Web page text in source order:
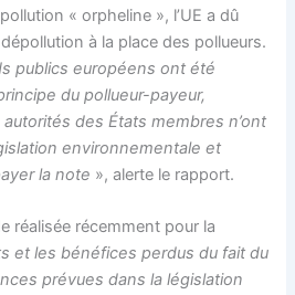
« orpheline », l’UE a dû
à la place des pollueurs.
publics européens ont été
du pollueur-payeur,
des États membres n’ont
environnementale et
la note », alerte le rapport.
réalisée récemment pour la
et les bénéfices perdus du fait du
prévues dans la législation